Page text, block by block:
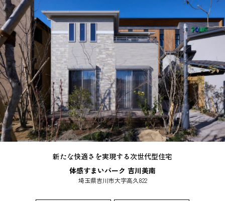
新たな快適さを実現する次世代型住宅
体感すまいパーク 吉川美南
埼玉県吉川市大字高久822